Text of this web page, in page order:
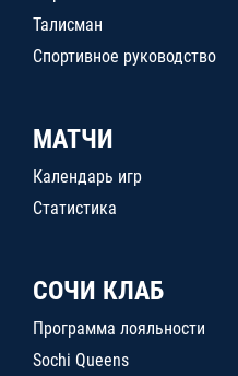
Талисман
Спортивное руководство
МАТЧИ
Календарь игр
Статистика
СОЧИ КЛАБ
Программа лояльности
Sochi Queens